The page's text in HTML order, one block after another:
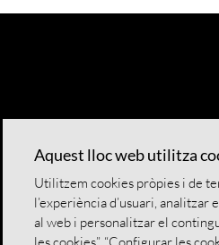
Aquest lloc web utilitza
Utilitzem cookies pròpies i de
l’experiència d’usuari, analitzar
al web i personalitzar el